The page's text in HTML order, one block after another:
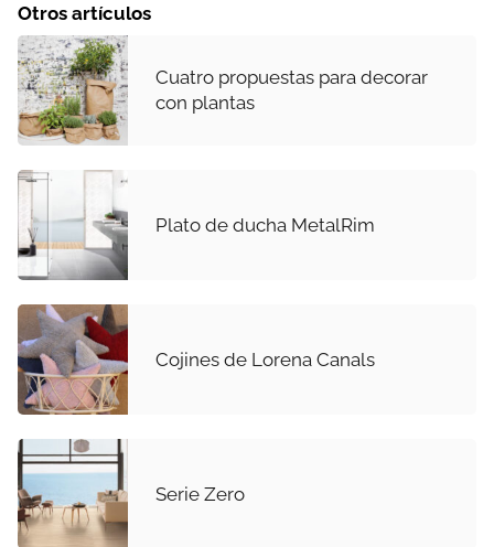
Otros artículos
Cuatro propuestas para decorar
con plantas
Plato de ducha MetalRim
Cojines de Lorena Canals
Serie Zero